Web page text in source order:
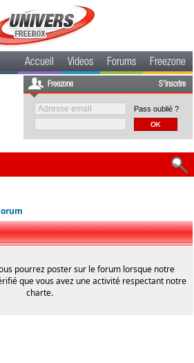
Accueil Videos Forums Freezone
Freezone S'inscrire
Pass oublié ?
pourrez poster sur le forum lorsque notre
que vous avez une activité respectant notre
charte.